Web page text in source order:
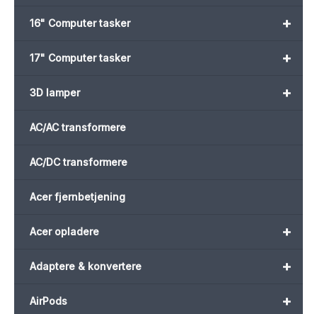
+
16" Computer tasker
+
17" Computer tasker
+
3D lamper
AC/AC transformere
AC/DC transformere
Acer fjernbetjening
+
Acer opladere
+
Adaptere & konvertere
+
AirPods